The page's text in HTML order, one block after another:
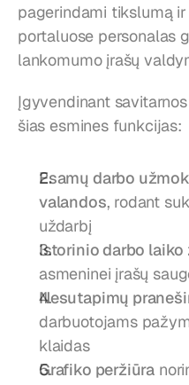
pagerindami tikslumą
portaluose personalas
lankomumo įrašų
Įgyvendinant
šias esmines funkcijas:
Esamų darbo
valandos, rodant
uždarbį
Istorinio darbo
asmeninei įrašų
Nesutapimų
darbuotojams
klaidas
Grafiko peržiūra